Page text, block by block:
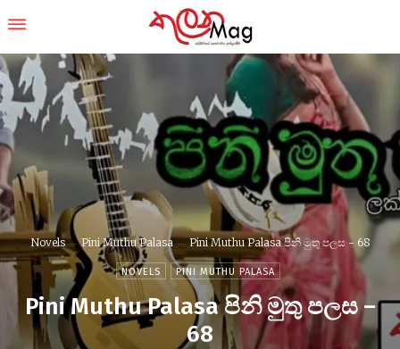
Novels Pini Muthu Palasa Pini Muthu Palasa පිනි මුතු පලස - 68
NOVELS PINI MUTHU PALASA
Pini Muthu Palasa පිනි මුතු පලස –
68